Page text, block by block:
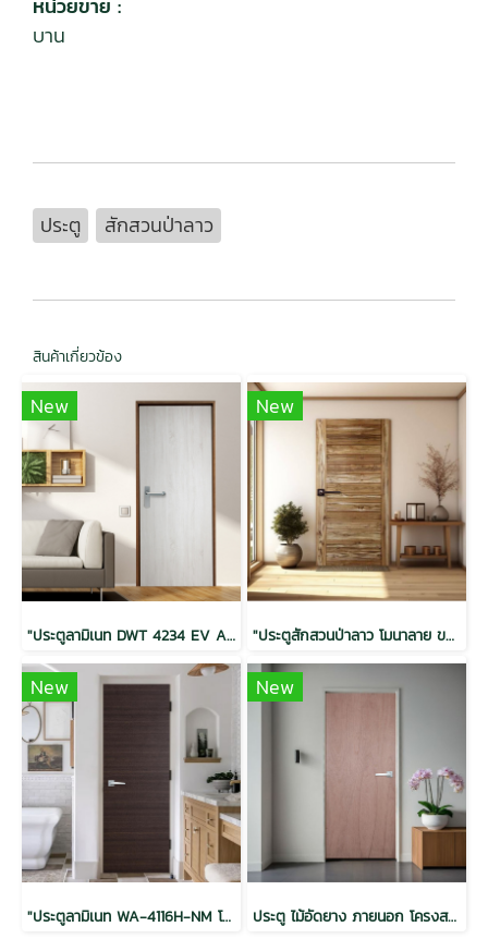
หน่วยขาย :
บาน
ประตู สักสวนป่าลาว
สินค้าเกี่ยวข้อง
New
"ประตูลามิเนท DWT 4234 EV Ash Sonoma Oak โครงสแตนดาร์ด 40x900x2200"
New
"ประตูสักสวนป่าลาว โมนาลาย ขอบ 5 ออยล์ 32x800x2000"
New
"ประตูลามิเนท WA-4116H-NM โครงโกลด์เอ 35x900x2000"
New
ประตู ไม้อัดยาง ภายนอก โครงสแตนดาร์ด 35x800x2000